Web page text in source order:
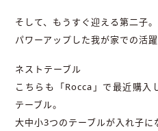
そして、もうすぐ迎える第二子。
パワーアップした我が家での活躍
ネストテーブル
こちらも「Rocca」で最近購入
テーブル。
大中小3つのテーブルが入れ子に